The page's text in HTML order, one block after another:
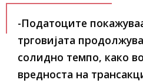
-Податоците
трговијата
солидно темпо, како
вредноста на